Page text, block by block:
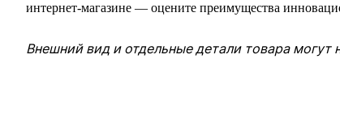
интернет‑магазине — оцените преимущества
Внешний вид и отдельные детали товара